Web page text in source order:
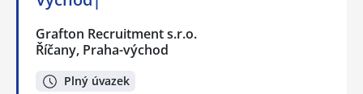
Grafton Recruitment s.r.o.
Říčany, Praha-východ
Plný úvazek